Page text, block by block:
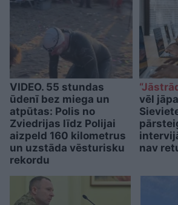
VIDEO. 55 stundas
ūdenī bez miega un
atpūtas: Polis no
Zviedrijas līdz Polijai
aizpeld 160 kilometrus
un uzstāda vēsturisku
rekordu
vēl
nav